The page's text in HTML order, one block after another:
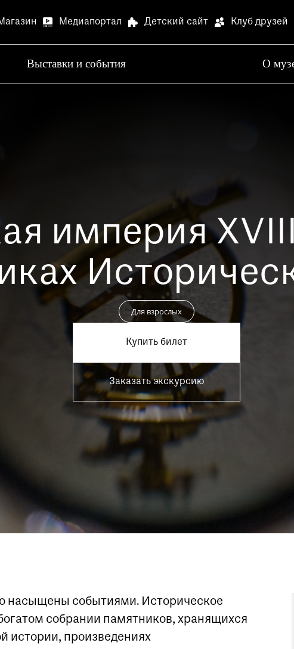
Медиапортал Детский сайт Клуб друзей
Выставки и события О
Опрос о
Просим
Пройти
империя
Для взрослых
Купить билет
Заказать экскурсию
насыщены событиями. Историческое
собрании памятников, хранящихся
истории, произведениях